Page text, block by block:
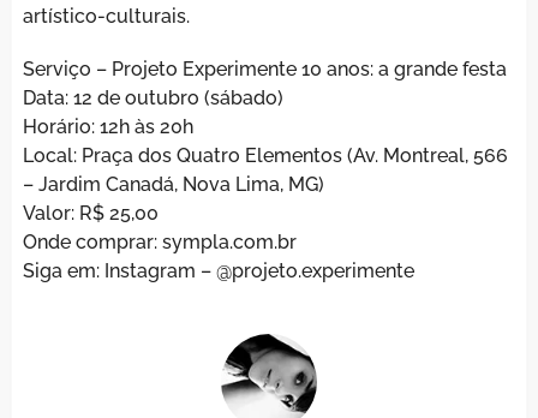
artístico-culturais.
Serviço – Projeto Experimente 10 anos: a grande festa
Data: 12 de outubro (sábado)
Horário: 12h às 20h
Local: Praça dos Quatro Elementos (Av. Montreal, 566
– Jardim Canadá, Nova Lima, MG)
Valor: R$ 25,00
Onde comprar: sympla.com.br
Siga em: Instagram – @projeto.experimente